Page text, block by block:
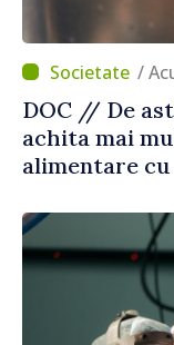
/
DOC // De
achita mai
alimentare cu